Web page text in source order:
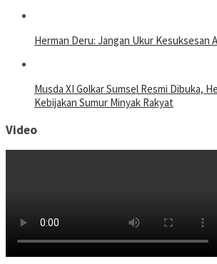
Herman Deru: Jangan Ukur Kesuksesan
Musda XI Golkar Sumsel Resmi Dibuka,
Kebijakan Sumur Minyak Rakyat
Video